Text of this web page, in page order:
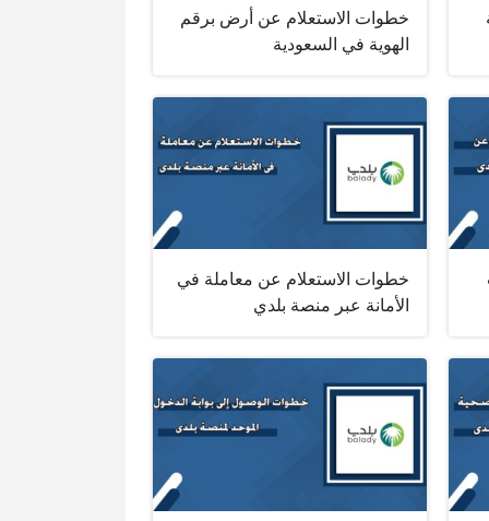
خطوات الاستعلام عن أرض برقم
الهوية في السعودية
خطوات الاستعلام عن معاملة في
الأمانة عبر منصة بلدي